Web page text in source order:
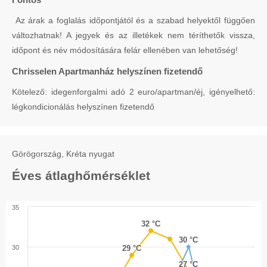
Az árak a foglalás időpontjától és a szabad helyektől függően
változhatnak! A jegyek és az illetékek nem téríthetők vissza,
időpont és név módosítására felár ellenében van lehetőség!
Chrisselen Apartmanház helyszínen fizetendő
Kötelező: idegenforgalmi adó 2 euro/apartman/éj, igényelhető:
légkondicionálás helyszínen fizetendő
Görögország, Kréta nyugat
Éves átlaghőmérséklet
29 °C
29 °C
32 °C
32 °C
27 °C
27 °C
30 °C
30 °C
30
35